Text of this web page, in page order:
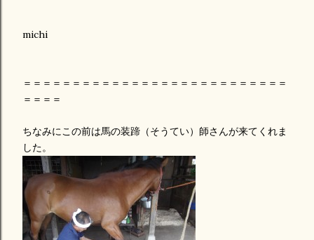
michi
＝＝＝＝＝＝＝＝＝＝＝＝＝＝＝＝＝＝＝＝＝＝＝＝＝＝＝
＝＝＝＝
ちなみにこの前は馬の装蹄（そうてい）師さんが来てくれま
した。